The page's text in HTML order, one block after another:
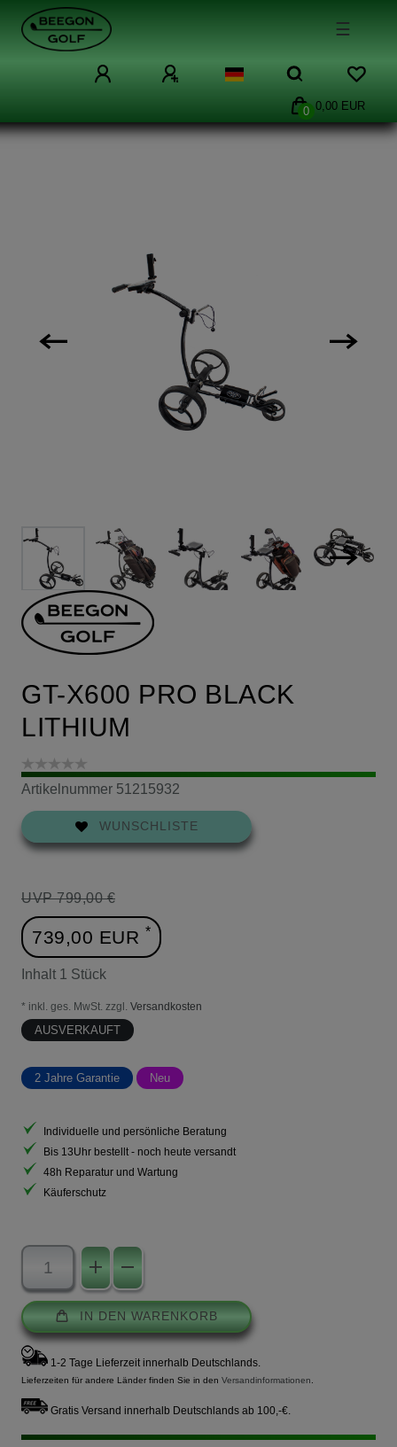
☰
0 0,00 EUR
GT-X600 PRO BLACK
LITHIUM
Artikelnummer 51215932
WUNSCHLISTE
UVP 799,00 €
739,00 EUR *
Inhalt 1 Stück
* inkl. ges. MwSt. zzgl. Versandkosten
AUSVERKAUFT
2 Jahre Garantie Neu
Individuelle und persönliche Beratung
Bis 13Uhr bestellt - noch heute versandt
48h Reparatur und Wartung
Käuferschutz
IN DEN WARENKORB
1-2 Tage Lieferzeit innerhalb Deutschlands.
Lieferzeiten für andere Länder finden Sie in den Versandinformationen
Gratis Versand innerhalb Deutschlands ab 100,-€.